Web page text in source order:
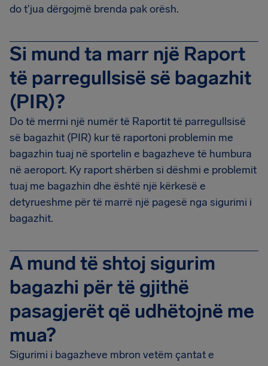
do t'jua dërgojmë brenda pak orësh.
Si mund ta marr një Raport
të parregullsisë së bagazhit
(PIR)?
Do të merrni një numër të Raportit të parregullsisë
së bagazhit (PIR) kur të raportoni problemin me
bagazhin tuaj në sportelin e bagazheve të humbura
në aeroport. Ky raport shërben si dëshmi e problemit
tuaj me bagazhin dhe është një kërkesë e
detyrueshme për të marrë një pagesë nga sigurimi i
bagazhit.
A mund të shtoj sigurim
bagazhi për të gjithë
pasagjerët që udhëtojnë me
mua?
Sigurimi i bagazheve mbron vetëm çantat e